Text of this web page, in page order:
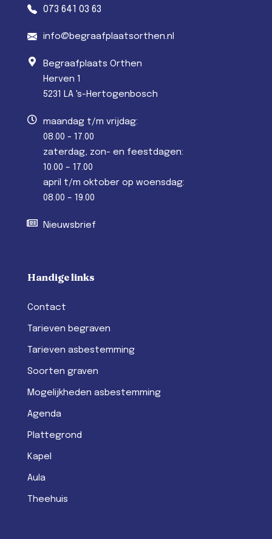
073 641 03 63
info@begraafplaatsorthen.nl
Begraafplaats Orthen
Herven 1
5231 LA 's-Hertogenbosch
maandag t/m vrijdag:
08.00 - 17.00
zaterdag, zon- en feestdagen:
10.00 – 17.00
april t/m oktober op woensdag:
08.00 – 19.00
Nieuwsbrief
Handige links
Contact
Tarieven begraven
Tarieven asbestemming
Soorten graven
Mogelijkheden asbestemming
Agenda
Plattegrond
Kapel
Aula
Theehuis